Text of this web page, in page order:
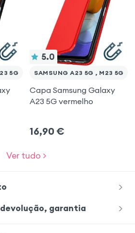
5G
5.0
SAMSUNG A23 5G , M23 5G
Capa Samsung Galaxy
A23 5G vermelho
16,90 €
Ver tudo >
garantia